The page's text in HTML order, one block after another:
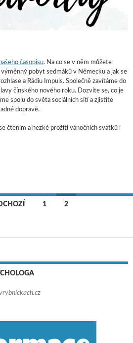
časopisu. Na co se v něm můžete
pobyt sedmáků v Německu a jak se
a Rádiu Impuls. Společně zavítáme do
čínského nového roku. Dozvíte se, co je
spolu do světa sociálních sítí a zjistíte
dopravě.
čtením a hezké prožití vánočních svátků i
1 2